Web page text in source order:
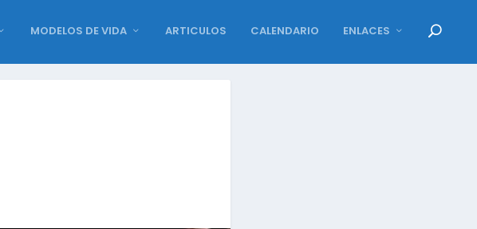
MODELOS DE VIDA ARTICULOS CALENDARIO ENLACES